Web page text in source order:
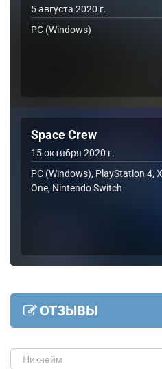
5 августа 2020 г.
PC (Windows)
Space Crew
15 октября 2020 г.
PC (Windows), PlayStation 4,
One, Nintendo Switch
ОТЗЫВЫ